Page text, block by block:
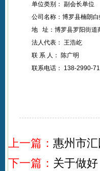
单位类别： 副会长单位
公司名称：博罗县楠朗
地 址：博罗县罗阳街道
法人代表： 王浩屹
联 系 人： 陈广明
联系电话： 138-2990-
上一篇： 惠州市
下一篇： 关于做